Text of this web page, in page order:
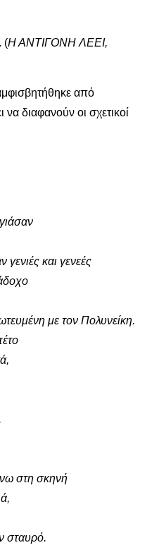
. (Η ΑΝΤΙΓΟΝΗ ΛΕΕΙ,
από
διαφανούν οι σχετικοί
και γενεές
με τον Πολυνείκη.
στη σκηνή
σταυρό.